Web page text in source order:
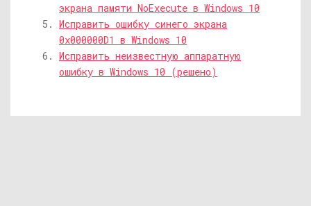
экрана памяти NoExecute в Windows 10
Исправить ошибку синего экрана
0x000000D1 в Windows 10
Исправить неизвестную аппаратную
ошибку в Windows 10 (решено)